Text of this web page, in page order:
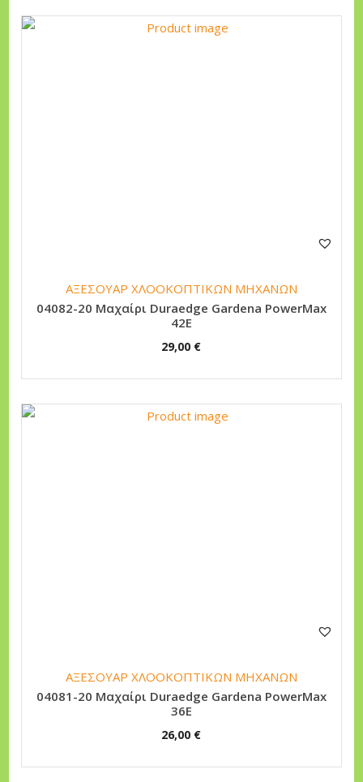
ΑΞΕΣΟΥΑΡ ΧΛΟΟΚΟΠΤΙΚΩΝ ΜΗΧΑΝΩΝ
04082-20 Μαχαίρι Duraedge Gardena PowerMax
42E
29,00 €
ΑΞΕΣΟΥΑΡ ΧΛΟΟΚΟΠΤΙΚΩΝ ΜΗΧΑΝΩΝ
04081-20 Μαχαίρι Duraedge Gardena PowerMax
36E
26,00 €